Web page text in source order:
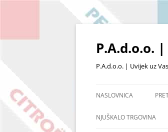
Skoči
P.A.d.o.o.
P.A.d.o.o. | Uvijek uz Vas
NASLOVNICA
NJUŠKALO TRGOVINA